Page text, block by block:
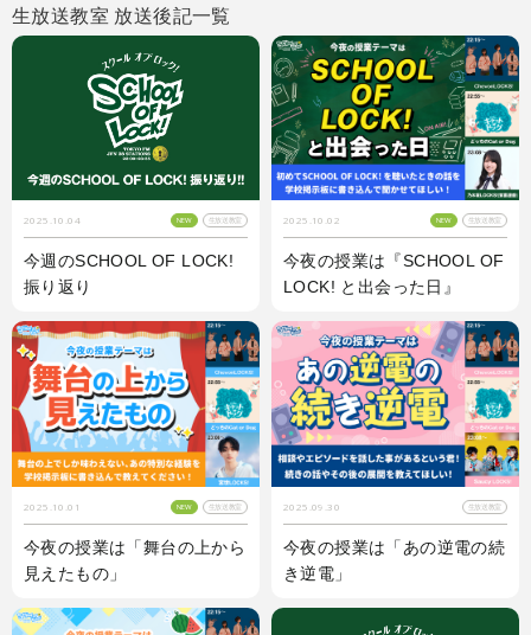
生放送教室 放送後記一覧
2025.10.04 NEW 生放送教室
今週のSCHOOL OF LOCK!
振り返り
2025.10.02 NEW 生放送教室
今夜の授業は『SCHOOL OF
LOCK! と出会った日』
2025.10.01 NEW 生放送教室
今夜の授業は「舞台の上から
見えたもの」
2025.09.30 生放送教室
今夜の授業は「あの逆電の続
き逆電」